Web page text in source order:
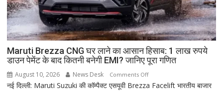
काली
का
श्रृंगार?
जानिए
हृदयपीठ
का
Maruti Brezza CNG घर लाने का आसान हिसाब: 1 लाख रुपये
डाउन पेमेंट के बाद कितनी बनेगी EMI? जानिए पूरा गणित
August 10, 2026 News Desk Comments Offon
Maruti
नई दिल्ली: Maruti Suzuki की कॉम्पैक्ट एसयूवी Brezza Facelift भारतीय बाजार